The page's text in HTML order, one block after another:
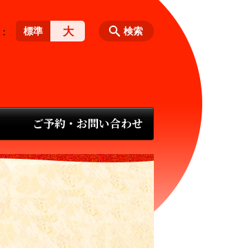
ご予約・お問い合わせ
検索
標準 大